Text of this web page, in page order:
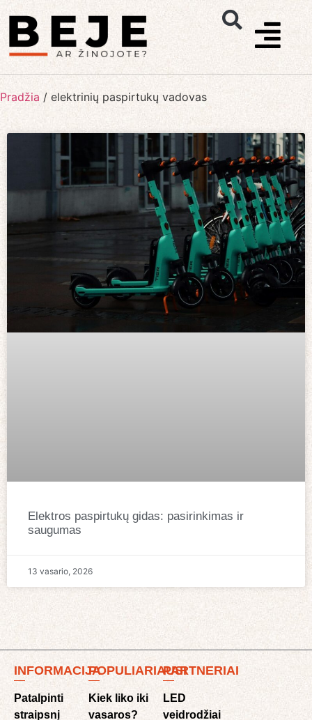
Pradžia / elektrinių paspirtukų vadovas
Elektros paspirtukų gidas: pasirinkimas ir
saugumas
13 vasario, 2026
INFORMACIJA
Patalpinti
straipsnį
POPULIARIAUSI
Kiek liko iki
vasaros?
PARTNERIAI
LED
veidrodžiai